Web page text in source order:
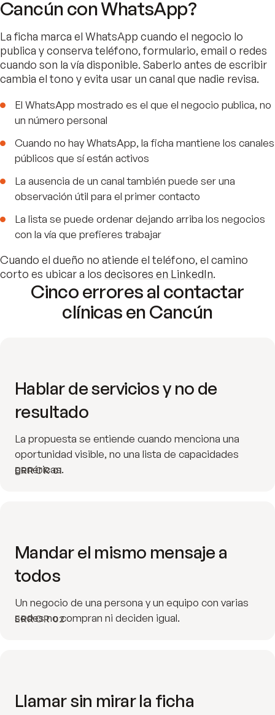
Cancún con WhatsApp?
La ficha marca el WhatsApp cuando el negocio lo
publica y conserva teléfono, formulario, email o redes
cuando son la vía disponible. Saberlo antes de escribir
cambia el tono y evita usar un canal que nadie revisa.
El WhatsApp mostrado es el que el negocio publica, no
un número personal
Cuando no hay WhatsApp, la ficha mantiene los canales
públicos que sí están activos
La ausencia de un canal también puede ser una
observación útil para el primer contacto
La lista se puede ordenar dejando arriba los negocios
con la vía que prefieres trabajar
Cuando el dueño no atiende el teléfono, el camino
corto es ubicar a los decisores en LinkedIn.
Cinco errores al contactar
clínicas en Cancún
ERROR 01
Hablar de servicios y no de
resultado
La propuesta se entiende cuando menciona una
oportunidad visible, no una lista de capacidades
genéricas.
ERROR 02
Mandar el mismo mensaje a
todos
Un negocio de una persona y un equipo con varias
sedes no compran ni deciden igual.
Llamar sin mirar la ficha